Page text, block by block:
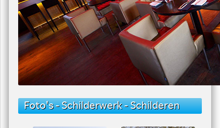
Foto's - Schilderwerk - Schilderen